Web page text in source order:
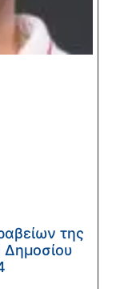
της
Δημοσίου